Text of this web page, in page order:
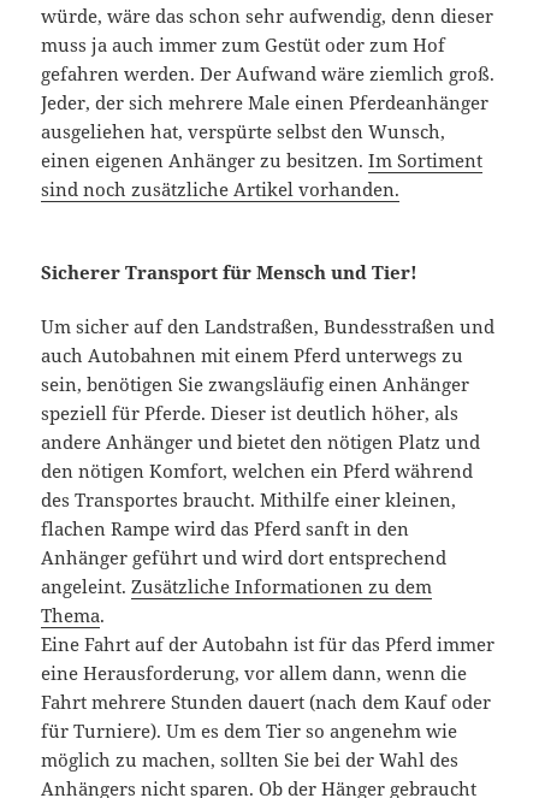
würde, wäre das schon sehr aufwendig, denn dieser
muss ja auch immer zum Gestüt oder zum Hof
gefahren werden. Der Aufwand wäre ziemlich groß.
Jeder, der sich mehrere Male einen Pferdeanhänger
ausgeliehen hat, verspürte selbst den Wunsch,
einen eigenen Anhänger zu besitzen.Im Sortiment
sind noch zusätzliche Artikel vorhanden.
Sicherer Transport für Mensch und Tier!
Um sicher auf den Landstraßen, Bundesstraßen und
auch Autobahnen mit einem Pferd unterwegs zu
sein, benötigen Sie zwangsläufig einen Anhänger
speziell für Pferde. Dieser ist deutlich höher, als
andere Anhänger und bietet den nötigen Platz und
den nötigen Komfort, welchen ein Pferd während
des Transportes braucht. Mithilfe einer kleinen,
flachen Rampe wird das Pferd sanft in den
Anhänger geführt und wird dort entsprechend
angeleint.Zusätzliche Informationen zu dem
Thema.
Eine Fahrt auf der Autobahn ist für das Pferd immer
eine Herausforderung, vor allem dann, wenn die
Fahrt mehrere Stunden dauert (nach dem Kauf oder
für Turniere). Um es dem Tier so angenehm wie
möglich zu machen, sollten Sie bei der Wahl des
Anhängers nicht sparen. Ob der Hänger gebraucht